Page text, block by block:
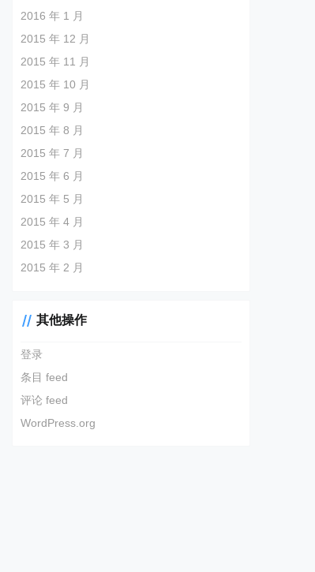
2016 年 1 月
2015 年 12 月
2015 年 11 月
2015 年 10 月
2015 年 9 月
2015 年 8 月
2015 年 7 月
2015 年 6 月
2015 年 5 月
2015 年 4 月
2015 年 3 月
2015 年 2 月
其他操作
登录
条目 feed
评论 feed
WordPress.org